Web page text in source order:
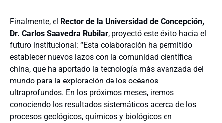
Finalmente, el Rector de la Universidad de Concepción,
Dr. Carlos Saavedra Rubilar, proyectó este éxito hacia el
futuro institucional: “Esta colaboración ha permitido
establecer nuevos lazos con la comunidad científica
china, que ha aportado la tecnología más avanzada del
mundo para la exploración de los océanos
ultraprofundos. En los próximos meses, iremos
conociendo los resultados sistemáticos acerca de los
procesos geológicos, químicos y biológicos en